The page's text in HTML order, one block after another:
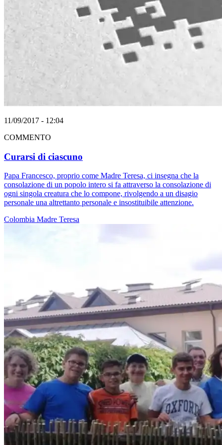
11/09/2017 - 12:04
COMMENTO
Curarsi di ciascuno
Papa Francesco, proprio come Madre Teresa, ci insegna che la
consolazione di un popolo intero si fa attraverso la consolazione di
ogni singola creatura che lo compone, rivolgendo a un disagio
personale una altrettanto personale e insostituibile attenzione.
Colombia Madre Teresa